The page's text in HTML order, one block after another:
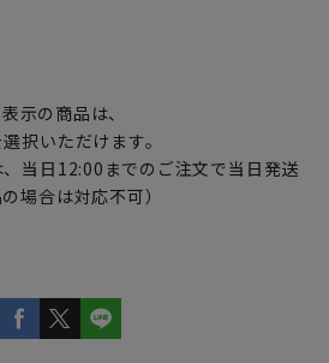
示の商品は、
択いただけます。
当日12:00までのご注文で当日発送
場合は対応不可）